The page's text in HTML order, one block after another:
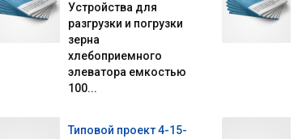
Устройства для
разгрузки и погрузки
зерна
хлебоприемного
элеватора емкостью
100...
Типовой проект 4-15-